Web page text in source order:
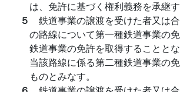
は、免許に基づく権利義務を承継す
５ 鉄道事業の譲渡を受けた者又は
の路線について第一種鉄道事業の
鉄道事業の免許を取得することとな
当該路線に係る第二種鉄道事業の
ものとみなす。